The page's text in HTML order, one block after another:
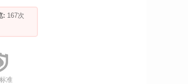
: 167次
准